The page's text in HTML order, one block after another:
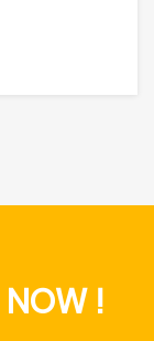
NOW !